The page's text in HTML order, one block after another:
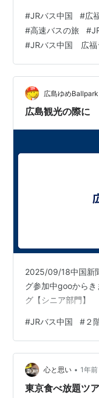
席で移動できる、
年10月26日をもっ
運行便に乗る機会
ートします。 この
「広福ライナー」
報を知りたい…
#JRバス中国 #広
#高速バスの旅 #
#JRバス中国 広福
広島ゆめBallpark
広島観光の際に
2025/09/18中国新
グ参加中gooから
グ【シニア部門】
#JRバス中国 #２
心と思い • 1年前
東京食べ放題ツ